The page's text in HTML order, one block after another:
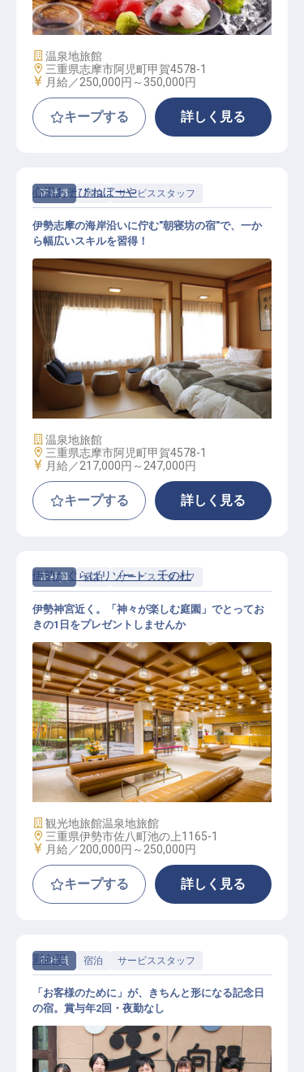
／宿の隣に寮あり／年間休日118日
施設業態
温泉地旅館
勤務地
三重県志摩市阿児町甲賀4578-1
給与
月給／250,000円～ 350,000円
キープする 詳しく見る
正社員 宿泊 サービススタッフ
接客サービス│未経験OK／学歴不問
／宿の隣に寮あり／年間休日118日
心湯あそび ねぼーや
伊勢志摩の海岸沿いに佇む"朝寝坊の宿"で、一か
ら幅広いスキルを習得！
施設業態
温泉地旅館
勤務地
三重県志摩市阿児町甲賀4578-1
給与
月給／217,000円～ 247,000円
キープする 詳しく見る
正社員 宿泊 サービススタッフ
サービススタッフ / 正社員
伊勢かぐらばリゾート 千の杜
伊勢神宮近く。「神々が楽しむ庭園」でとってお
きの1日をプレゼントしませんか
施設業態
観光地旅館温泉地旅館
勤務地
三重県伊勢市佐八町池の上1165-1
給与
月給／200,000円～ 250,000円
キープする 詳しく見る
正社員 宿泊 サービススタッフ
彩向陽
「お客様のために」が、きちんと形になる記念日
の宿。賞与年2回・夜勤なし